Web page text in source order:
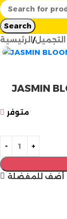
Search
الرئيسية
JASMIN
متوفر
أضف للمفضلة